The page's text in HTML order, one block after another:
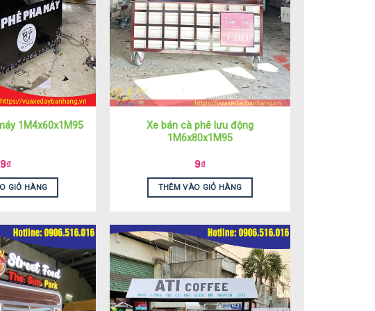
1M4x60x1M95
9₫
GIỎ HÀNG
Xe bán cà phê lưu động
1M6x80x1M95
9₫
THÊM VÀO GIỎ HÀNG